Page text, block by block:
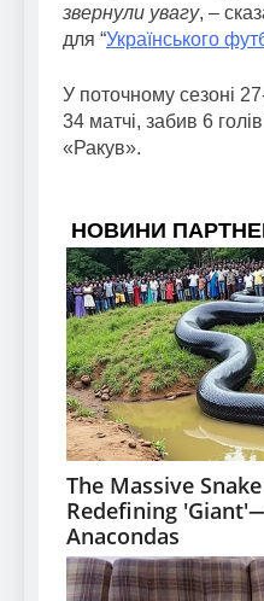
звернули увагу, –
для “Українського
У поточному сезоні
34 матчі, забив 6
«Ракув».